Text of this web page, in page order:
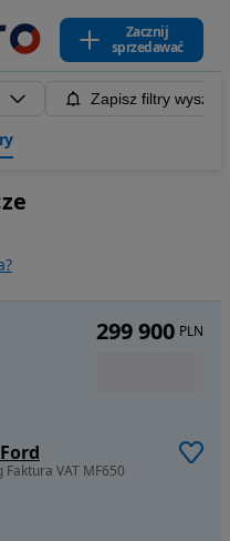
Zacznij
sprzedawać
Zapisz filtry
VAT MF650
299 900 PLN